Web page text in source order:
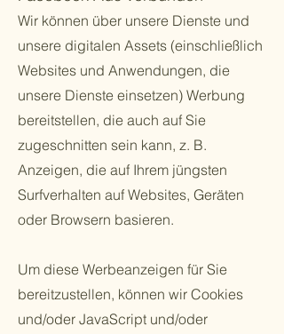
Wir können über unsere Dienste und
unsere digitalen Assets (einschließlich
Websites und Anwendungen, die
unsere Dienste einsetzen) Werbung
bereitstellen, die auch auf Sie
zugeschnitten sein kann, z. B.
Anzeigen, die auf Ihrem jüngsten
Surfverhalten auf Websites, Geräten
oder Browsern basieren.
Um diese Werbeanzeigen für Sie
bereitzustellen, können wir Cookies
und/oder JavaScript und/oder